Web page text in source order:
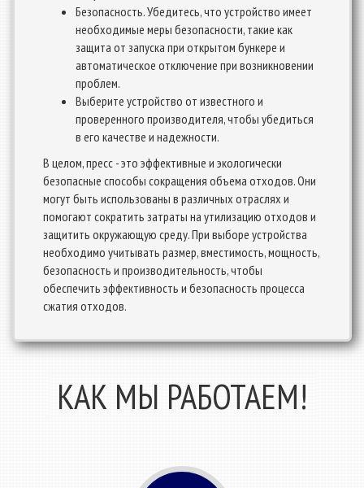
Безопасность. Убедитесь, что устройство имеет
необходимые меры безопасности, такие как
защита от запуска при открытом бункере и
автоматическое отключение при возникновении
проблем.
Выберите устройство от известного и
проверенного производителя, чтобы убедиться
в его качестве и надежности.
В целом, пресс - это эффективные и экологически
безопасные способы сокращения объема отходов. Они
могут быть использованы в различных отраслях и
помогают сократить затраты на утилизацию отходов и
защитить окружающую среду. При выборе устройства
необходимо учитывать размер, вместимость, мощность,
безопасность и производительность, чтобы
обеспечить эффективность и безопасность процесса
сжатия отходов.
КАК МЫ РАБОТАЕМ!